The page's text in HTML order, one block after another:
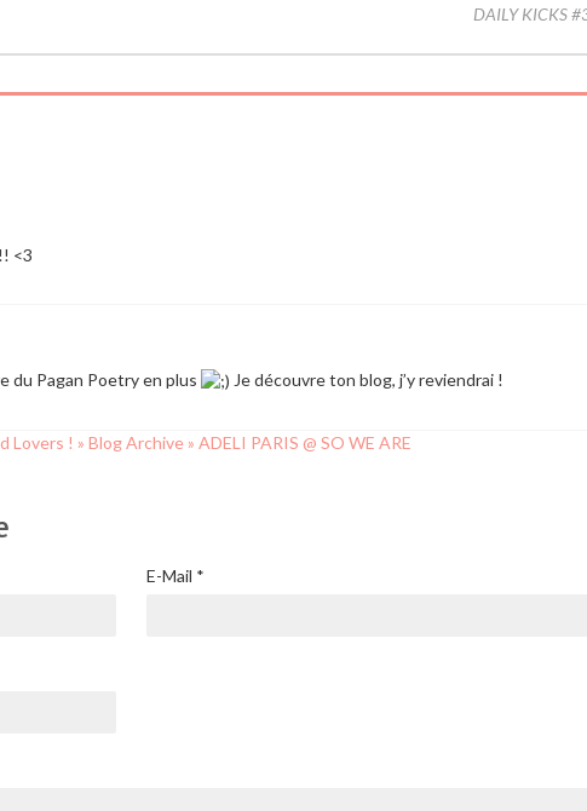
DAILY KICKS
<3
du Pagan Poetry en plus Je découvre ton blog, j’y reviendrai !
! » Blog Archive » ADELI PARIS @ SO WE ARE
E-Mail *